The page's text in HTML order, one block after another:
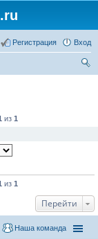
Вход
Регистрация
из 1
из 1
Перейти
Наша команда